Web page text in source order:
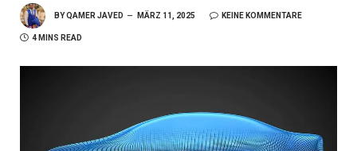
BYQAMER JAVED MÄRZ 11, 2025 KEINE KOMMENTARE
4 MINS READ